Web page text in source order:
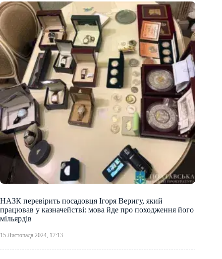
НАЗК перевірить посадовця Ігоря Веригу, який
працював у казначействі: мова йде про походження його
мільярдів
15 Листопада 2024, 17:13